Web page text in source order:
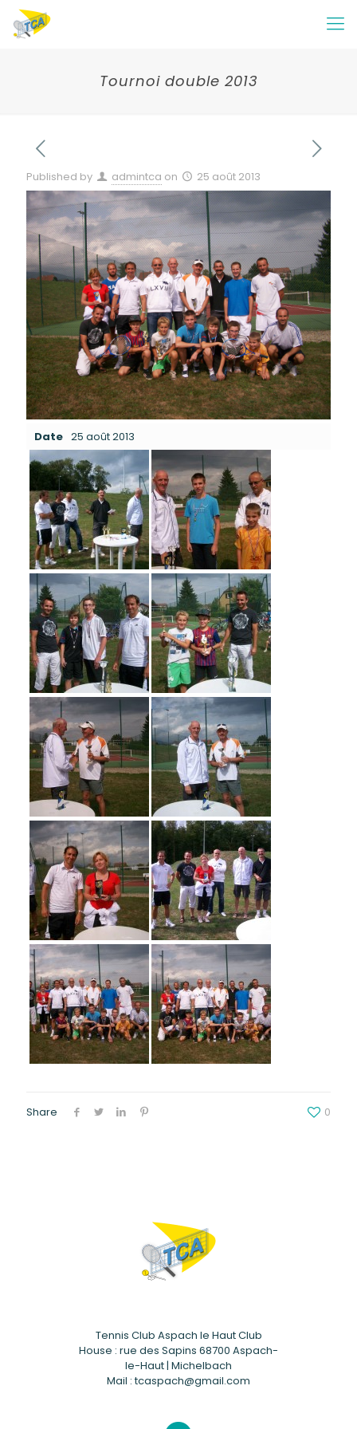
Tournoi double 2013
Published by admintca on 25 août 2013
Date 25 août 2013
Share 0
Tennis Club Aspach le Haut Club
House : rue des Sapins 68700 Aspach-
le-Haut | Michelbach
Mail : tcaspach@gmail.com